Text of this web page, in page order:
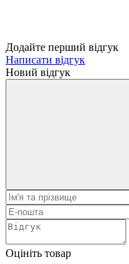
Додайте перший відгук
Написати відгук
Новий відгук
Оцініть товар